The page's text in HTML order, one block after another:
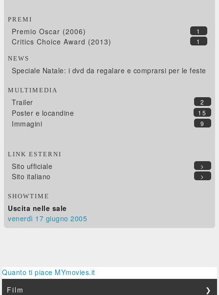
PREMI
1
Premio Oscar (2006)
1
Critics Choice Award (2013)
NEWS
Speciale Natale: i dvd da regalare e comprarsi per le feste
MULTIMEDIA
2
Trailer
15
Poster e locandine
9
Immagini
LINK ESTERNI
>
Sito ufficiale
>
Sito italiano
SHOWTIME
Uscita nelle sale
venerdì 17 giugno 2005
Quanto ti piace MYmovies.it
Film
❯